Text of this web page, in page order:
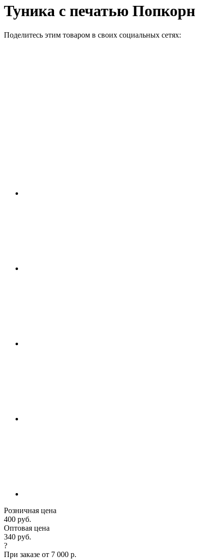
Туника с печатью Попкорн
Поделитесь этим товаром в своих социальных сетях:
Розничная цена
400 руб.
Оптовая цена
340 руб.
?
При заказе от 7 000 р.